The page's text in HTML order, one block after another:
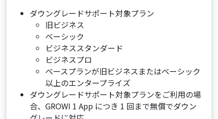
ダウングレードサポート対象プラン
旧ビジネス
ベーシック
ビジネススタンダード
ビジネスプロ
ベースプランが旧ビジネスまたはベーシック
以上のエンタープライズ
ダウングレードサポート対象プランをご利用の場
合、GROWI 1 App につき 1 回まで無償でダウン